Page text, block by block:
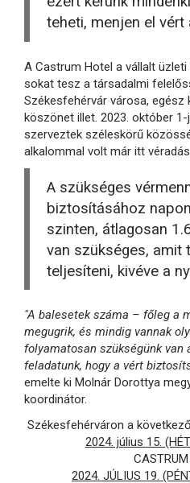
teheti, menjen el vért
A Castrum Hotel a vállalt
sokat tesz a társadalmi
Székesfehérvár városa,
köszönet illet. 2023. október
szerveztek széleskörű
alkalommal volt már itt
A szükséges
biztosításához
szinten, átlagosan
van szükséges, amit
teljesíteni, kivéve a
"A balesetek száma – főleg a
megugrik, és mindig vannak
folyamatosan szükségünk van
feladatunk, hogy a vért
emelte ki Molnár Dorottya
koordinátor.
Székesfehérváron a
2024. július 15.
2024. JÚLIUS 19.